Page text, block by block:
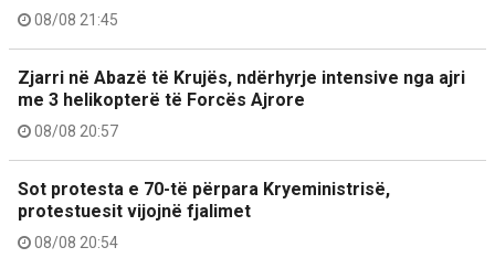
08/08 21:45
Zjarri në Abazë të Krujës, ndërhyrje intensive nga ajri
me 3 helikopterë të Forcës Ajrore
08/08 20:57
Sot protesta e 70-të përpara Kryeministrisë,
protestuesit vijojnë fjalimet
08/08 20:54